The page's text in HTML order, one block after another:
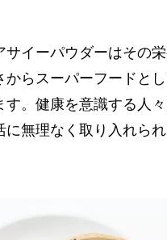
サイーパウダーはその
からスーパーフードと
す。健康を意識する人
に無理なく取り入れら